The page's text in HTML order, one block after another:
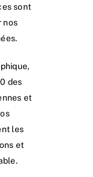
sont
nos
des
et
les
et